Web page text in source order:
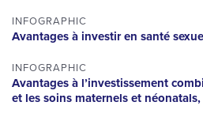
INFOGRAPHIC
Avantages à investir en santé
INFOGRAPHIC
Avantages à l’investissement
et les soins maternels et néonatals,